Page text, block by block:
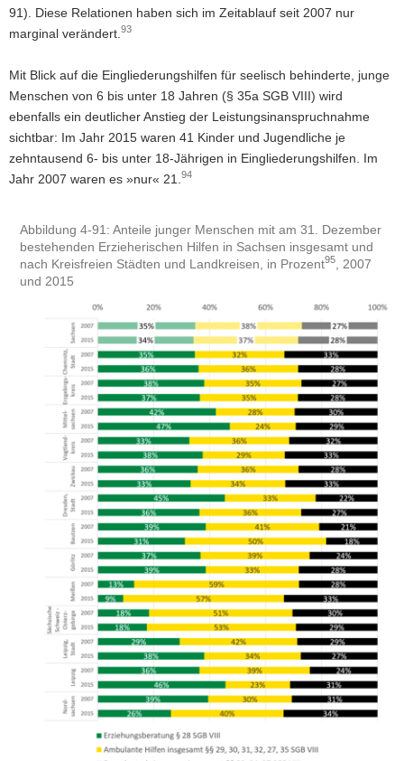
91). Diese Relationen haben sich im Zeitablauf seit 2007 nur
marginal verändert. 93
Mit Blick auf die Eingliederungshilfen für seelisch behinderte, junge
Menschen von 6 bis unter 18 Jahren (§ 35a SGB VIII) wird
ebenfalls ein deutlicher Anstieg der Leistungsinanspruchnahme
sichtbar: Im Jahr 2015 waren 41 Kinder und Jugendliche je
zehntausend 6- bis unter 18-Jährigen in Eingliederungshilfen. Im
Jahr 2007 waren es »nur« 21. 94
Abbildung 4-91: Anteile junger Menschen mit am 31. Dezember
bestehenden Erzieherischen Hilfen in Sachsen insgesamt und
nach Kreisfreien Städten und Landkreisen, in Prozent95
, 2007
und 2015